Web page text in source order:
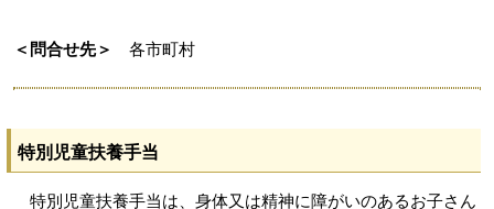
＜問合せ先＞ 各市町村
特別児童扶養手当
特別児童扶養手当は、身体又は精神に障がいのあるお子さん